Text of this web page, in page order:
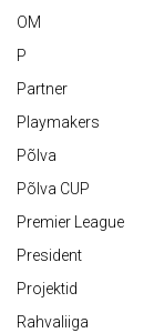
OM
P
Partner
Playmakers
Põlva
Põlva CUP
Premier League
President
Projektid
Rahvaliiga